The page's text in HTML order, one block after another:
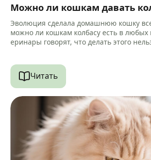
Можно ли кошкам давать
Эволюция сделала домашнюю кошку
можно ли кошкам колбасу есть в любых
еринары говорят, что делать этого
Читать